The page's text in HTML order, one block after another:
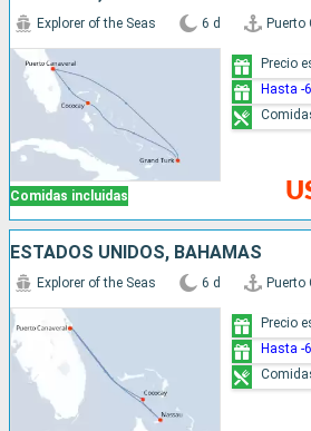
Comidas incluidas
Explorer of the Seas 6 d Puerto
Precio
Hasta -
ESTADOS UNIDOS, BAHAMAS
Explorer of the Seas 6 d Puerto
Precio
Hasta -